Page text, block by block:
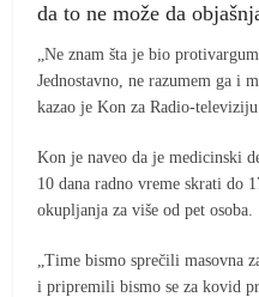
da to ne može da
„Ne znam šta je bio
Jednostavno, ne razumem ga i
kazao je Kon za Radio-
Kon je naveo da je medicinski
10 dana radno vreme skrati do
okupljanja za više od pet osoba.
„Time bismo sprečili masovna
i pripremili bismo se za kovid